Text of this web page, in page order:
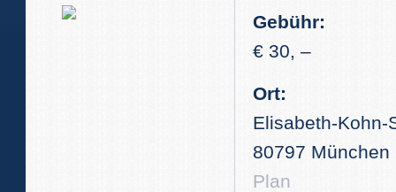
Gebühr:
€ 30, –
Ort:
Elisabeth-Kohn-
80797 München
Plan